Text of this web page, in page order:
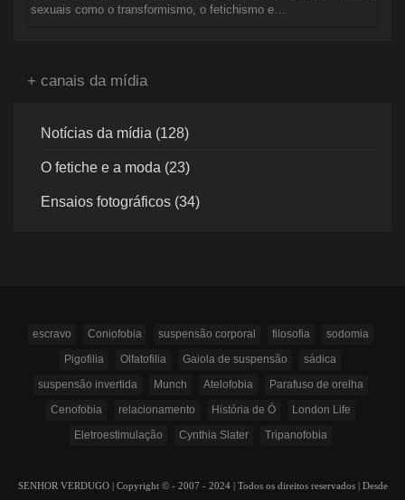
sexuais como o transformismo, o fetichismo e…
+ canais da mídia
Notícias da mídia (128)
O fetiche e a moda (23)
Ensaios fotográficos (34)
escravo Coniofobia suspensão corporal filosofia
sodomia
Pigofilia
Olfatofilia Gaiola de suspensão
sádica
suspensão invertida
Munch Atelofobia
Parafuso de orelha
Cenofobia
relacionamento História de Ó
London Life
Eletroestimulação
Cynthia Slater Tripanofobia
SENHOR VERDUGO | Copyright © - 2007 - 2024 | Todos os direitos reservados | Desde